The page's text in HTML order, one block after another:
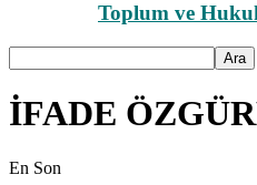
Toplum ve
İFADE
En Son